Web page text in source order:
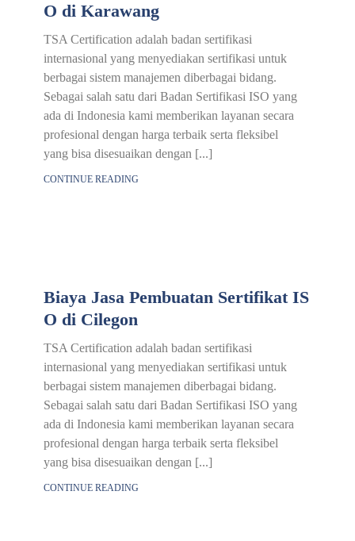
O di Karawang
TSA Certification adalah badan sertifikasi
internasional yang menyediakan sertifikasi untuk
berbagai sistem manajemen diberbagai bidang.
Sebagai salah satu dari Badan Sertifikasi ISO yang
ada di Indonesia kami memberikan layanan secara
profesional dengan harga terbaik serta fleksibel
yang bisa disesuaikan dengan [...]
CONTINUE READING
Biaya Jasa Pembuatan Sertifikat IS
O di Cilegon
TSA Certification adalah badan sertifikasi
internasional yang menyediakan sertifikasi untuk
berbagai sistem manajemen diberbagai bidang.
Sebagai salah satu dari Badan Sertifikasi ISO yang
ada di Indonesia kami memberikan layanan secara
profesional dengan harga terbaik serta fleksibel
yang bisa disesuaikan dengan [...]
CONTINUE READING